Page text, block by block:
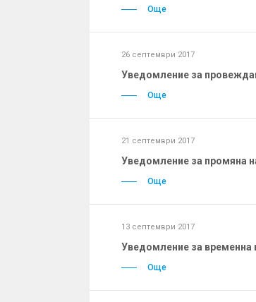
Още
26 септември 2017
Уведомление за
Още
21 септември 2017
Уведомление за промяна
Още
13 септември 2017
Уведомление за временна
Още